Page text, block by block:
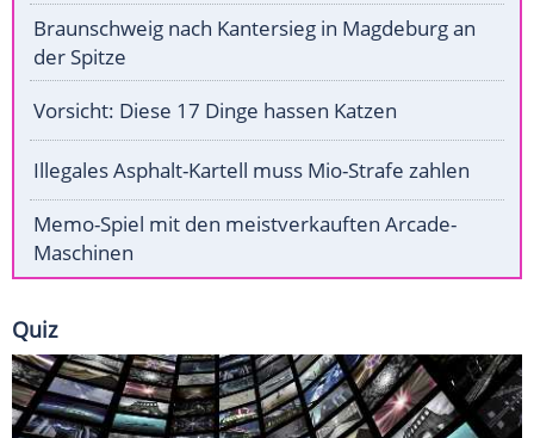
Braunschweig nach Kantersieg in Magdeburg an
der Spitze
Vorsicht: Diese 17 Dinge hassen Katzen
Illegales Asphalt-Kartell muss Mio-Strafe zahlen
Memo-Spiel mit den meistverkauften Arcade-
Maschinen
Quiz